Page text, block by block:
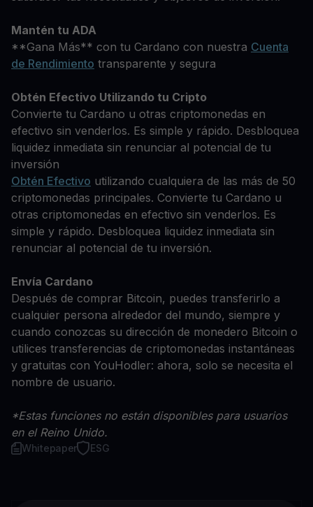
Mantén tu ADA
**Gana Más** con tu Cardano con nuestra Cuenta
de Rendimiento transparente y segura
Obtén Efectivo Utilizando tu Cripto
Convierte tu Cardano u otras criptomonedas en
efectivo sin venderlos. Es simple y rápido. Desbloquea
liquidez inmediata sin renunciar al potencial de tu
inversión
Obtén Efectivo utilizando cualquiera de las más de 50
criptomonedas principales. Convierte tu Cardano u
otras criptomonedas en efectivo sin venderlos. Es
simple y rápido. Desbloquea liquidez inmediata sin
renunciar al potencial de tu inversión.
Envía Cardano
Después de comprar Bitcoin, puedes transferirlo a
cualquier persona alrededor del mundo, siempre y
cuando conozcas su dirección de monedero Bitcoin o
utilices transferencias de criptomonedas instantáneas
y gratuitas con YouHodler: ahora, solo se necesita el
nombre de usuario.
*Estas funciones no están disponibles para usuarios
en el Reino Unido.
Whitepaper ESG